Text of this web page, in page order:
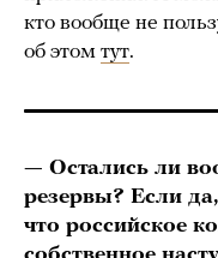
кто вообще не
об этом тут.
— Остались ли
резервы? Если
что российское